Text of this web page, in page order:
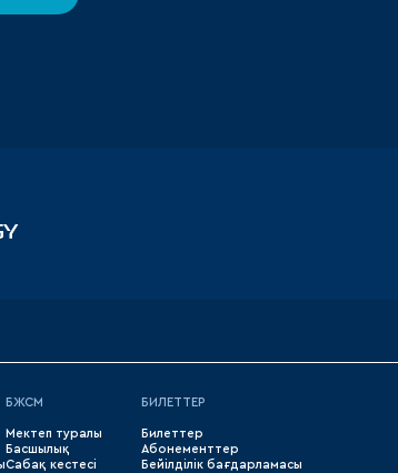
БЖСМ
Мектеп туралы
Басшылық
Сабақ кестесі
БИЛЕТТЕР
Билеттер
Абонементтер
Бейілділік бағдарламасы